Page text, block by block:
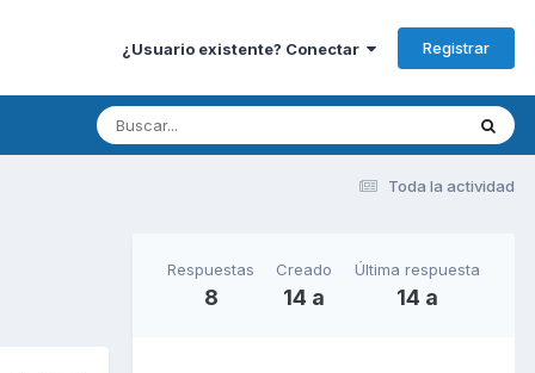
¿Usuario existente? Conectar Registrar
Toda la actividad
Respuestas
8
Creado
14 a
Última respuesta
14 a